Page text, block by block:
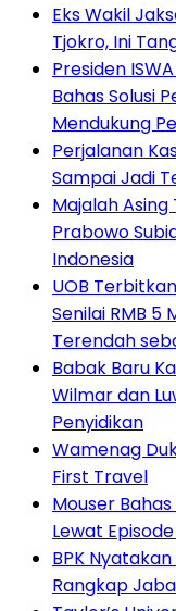
Eks Wakil
Tjokro, Ini
Presiden
Bahas Solusi
Mendukung
Perjalanan
Sampai Jadi
Majalah
Prabowo
Indonesia
UOB
Senilai RMB 5
Terendah
Babak Baru
Wilmar dan
Penyidikan
Wamenag
First Travel
Mouser
Lewat
BPK
Rangkap